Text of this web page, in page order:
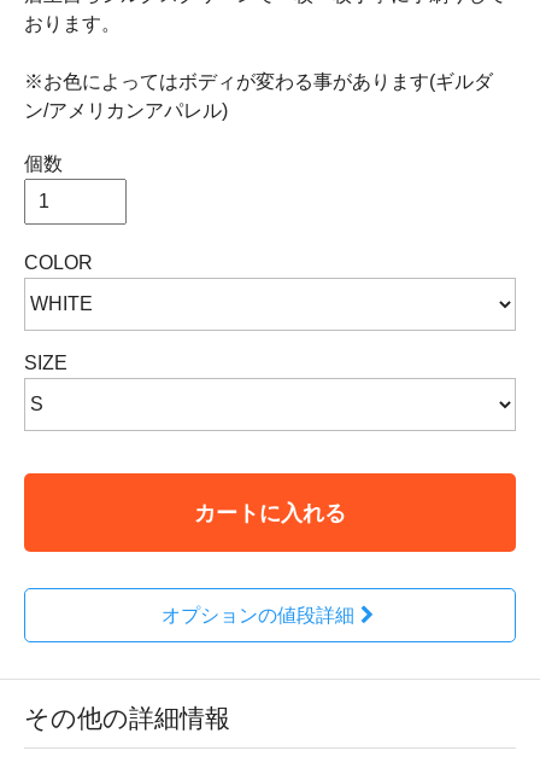
おります。
※お色によってはボディが変わる事があります(ギルダ
ン/アメリカンアパレル)
個数
COLOR
SIZE
カートに入れる
オプションの値段詳細
その他の詳細情報